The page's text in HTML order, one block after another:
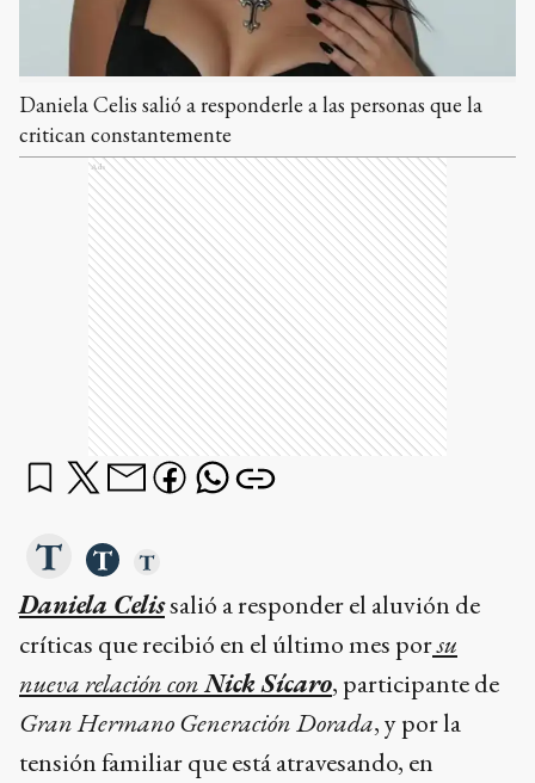
Daniela Celis salió a responderle a las personas que la
critican constantemente
Ads
Daniela Celissalió a responder el aluvión de
críticas que recibió en el último mes porsu
nueva relación conNick Sícaro, participante de
Gran Hermano Generación Dorada, y por la
tensión familiar que está atravesando, en